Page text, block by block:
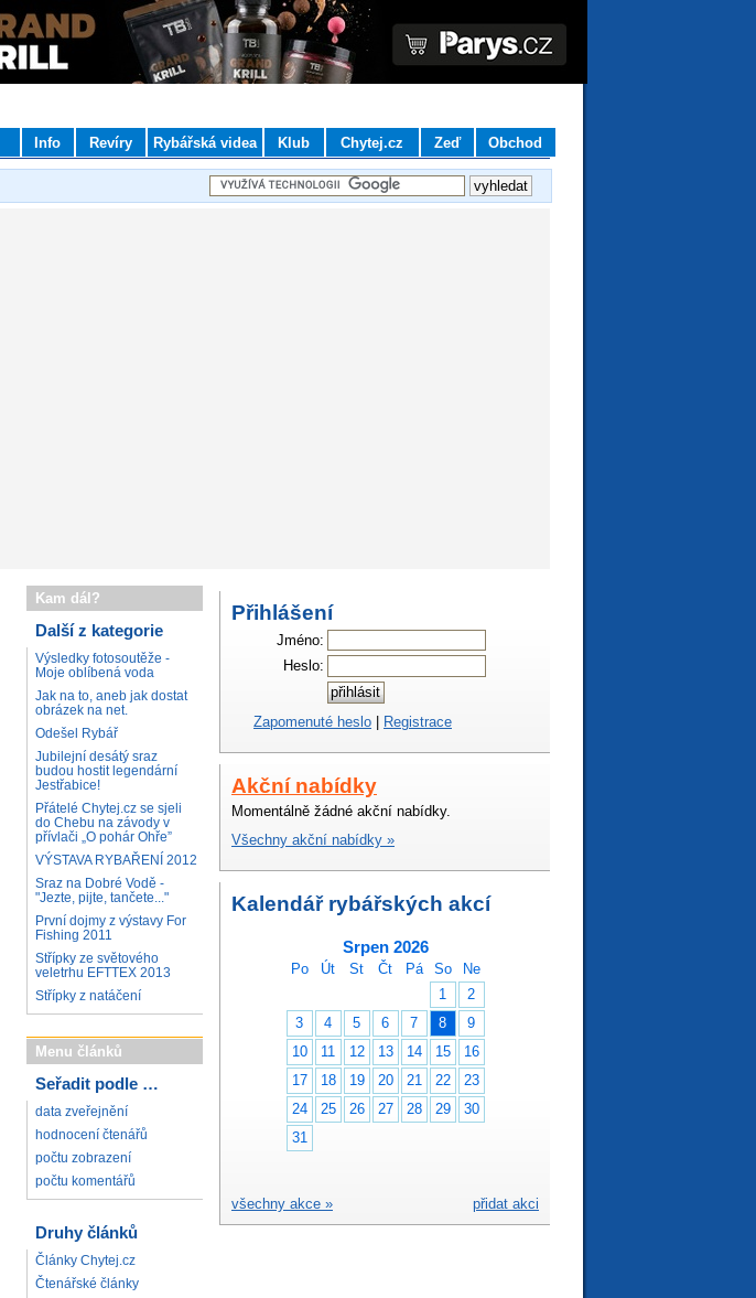
Info Revíry Rybářská videa Klub Chytej.cz Zeď Obchod
Kam dál?
Další z kategorie
Výsledky fotosoutěže -
Moje oblíbená voda
Jak na to, aneb jak dostat
obrázek na net.
Odešel Rybář
Jubilejní desátý sraz
budou hostit legendární
Jestřabice!
Přátelé Chytej.cz se sjeli
do Chebu na závody v
přívlači „O pohár Ohře”
VÝSTAVA RYBAŘENÍ 2012
Sraz na Dobré Vodě -
"Jezte, pijte, tančete..."
První dojmy z výstavy For
Fishing 2011
Střípky ze světového
veletrhu EFTTEX 2013
Střípky z natáčení
Menu článků
Seřadit podle …
data zveřejnění
hodnocení čtenářů
počtu zobrazení
počtu komentářů
Druhy článků
Články Chytej.cz
Čtenářské články
Přihlášení
Jméno:
Heslo:
Zapomenuté heslo | Registrace
Akční nabídky
Momentálně žádné akční nabídky.
Všechny akční nabídky »
Kalendář rybářských akcí
Srpen 2026
Po Út St Čt Pá So
Ne
1
2
3
4 5 6 7 8
9
10
11 12 13 14 15
16
17
18 19 20 21 22
23
24
25 26 27 28 29
30
31
přidat akci
všechny akce »